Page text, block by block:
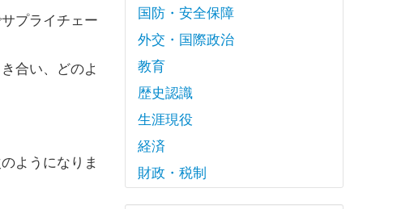
プライチェー
合い、どのよ
ようになりま
国防・安全保障
外交・国際政治
教育
歴史認識
生涯現役
経済
財政・税制